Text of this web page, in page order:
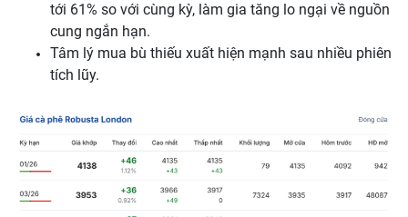
tới 61% so với cùng kỳ, làm gia tăng lo ngại về nguồn
cung ngắn hạn.
Tâm lý mua bù thiếu xuất hiện mạnh sau nhiều phiên
tích lũy.